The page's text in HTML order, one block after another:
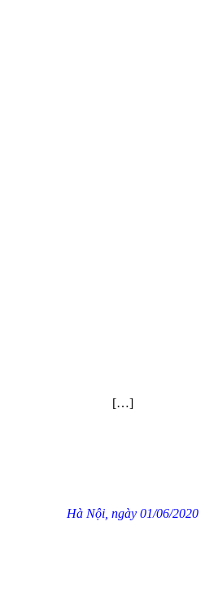
TỔ CHỨC […]
Hà Nội, ngày 01/06/2020